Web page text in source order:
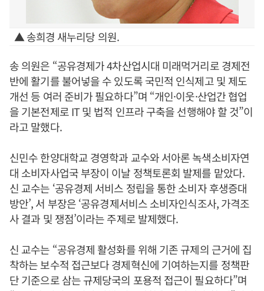
▲ 송희경 새누리당 의원.
송 의원은 “공유경제가 4차산업시대 미래먹거리로 경제전
반에 활기를 불어넣을 수 있도록 국민적 인식제고 및 제도
개선 등 여러 준비가 필요하다”며 “개인·이웃·산업간 협업
을 기본전제로 IT 및 법적 인프라 구축을 선행해야 할 것”이
라고 말했다.
신민수 한양대학교 경영학과 교수와 서아론 녹색소비자연
대 소비자사업국 부장이 이날 정책토론회 발제를 맡았다.
신 교수는 ‘공유경제 서비스 정립을 통한 소비자 후생증대
방안’, 서 부장은 ‘공유경제서비스 소비자인식조사, 가격조
사 결과 및 쟁점’이라는 주제로 발제했다.
신 교수는 “공유경제 활성화를 위해 기존 규제의 근거에 집
착하는 보수적 접근보다 경제혁신에 기여하는지를 정책판
단 기준으로 삼는 규제당국의 포용적 접근이 필요하다”며